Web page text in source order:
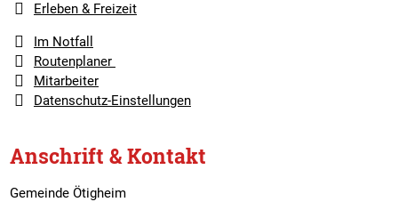
Erleben & Freizeit
Im Notfall
Routenplaner
Mitarbeiter
Datenschutz-Einstellungen
Anschrift & Kontakt
Gemeinde Ötigheim